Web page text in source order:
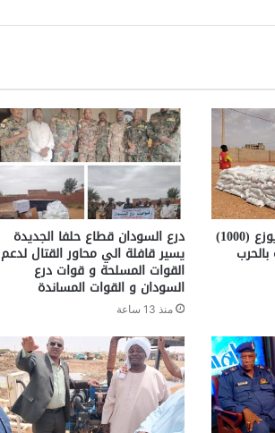
الهلال الأحمر السوداني يوزع (1000) درع السودان قطاع حلفا الجديدة
يسير قافلة الي محاور القتال لدعم
القوات المسلحة و قوات درع
السودان و القوات المساندة
منذ 13 ساعة